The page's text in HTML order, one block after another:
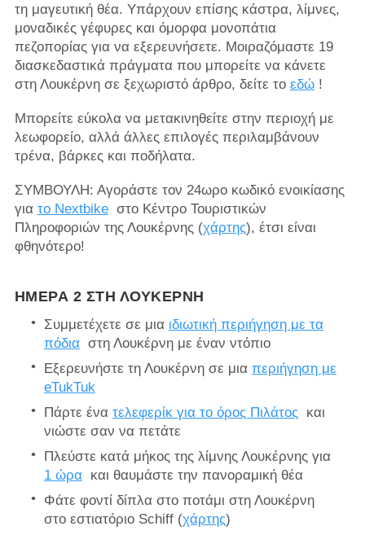
τη μαγευτική θέα. Υπάρχουν επίσης κάστρα, λίμνες,
μοναδικές γέφυρες και όμορφα μονοπάτια
πεζοπορίας για να εξερευνήσετε. Μοιραζόμαστε 19
διασκεδαστικά πράγματα που μπορείτε να κάνετε
στη Λουκέρνη σε ξεχωριστό άρθρο, δείτε το εδώ!
Μπορείτε εύκολα να μετακινηθείτε στην περιοχή με
λεωφορείο, αλλά άλλες επιλογές περιλαμβάνουν
τρένα, βάρκες και ποδήλατα.
ΣΥΜΒΟΥΛΗ: Αγοράστε τον 24ωρο κωδικό ενοικίασης
για το Nextbikeστο Κέντρο Τουριστικών
Πληροφοριών της Λουκέρνης (χάρτης), έτσι είναι
φθηνότερο!
ΗΜΈΡΑ 2 ΣΤΗ ΛΟΥΚΈΡΝΗ
Συμμετέχετε σε μια ιδιωτική περιήγηση με τα
πόδιαστη Λουκέρνη με έναν ντόπιο
Εξερευνήστε τη Λουκέρνη σε μια περιήγηση με
eTukTuk
Πάρτε ένα τελεφερίκ για το όρος Πιλάτος και
νιώστε σαν να πετάτε
Πλεύστε κατά μήκος της λίμνης Λουκέρνης για
1 ώρακαι θαυμάστε την πανοραμική θέα
Φάτε φοντί δίπλα στο ποτάμι στη Λουκέρνη
στο εστιατόριο Schiff (χάρτης)